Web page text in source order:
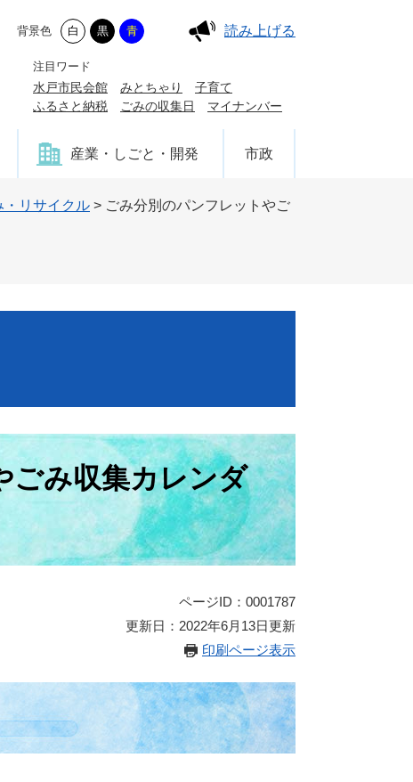
背景色 白 黒 青 読み上げる
注目ワード
水戸市民会館 みとちゃり
子育て
ふるさと納税
ごみの収集日 マイナンバー
産業・しごと・開発 市政
・リサイクル > ごみ分別のパンフレットやご
ごみ収集カレンダ
ページID：0001787
更新日：2022年6月13日更新
印刷ページ表示